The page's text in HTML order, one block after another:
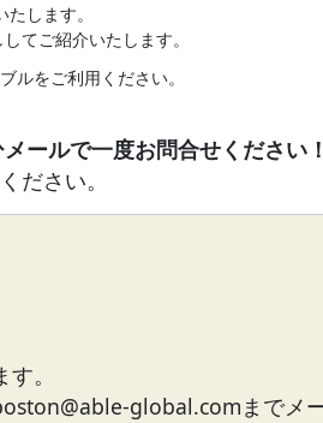
します。
てご紹介いたします。
をご利用ください。
ださい。
。
global.comまでメ